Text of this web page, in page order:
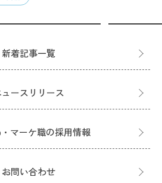
新着記事一覧
ュースリリース
マーケ職の採用情報
お問い合わせ